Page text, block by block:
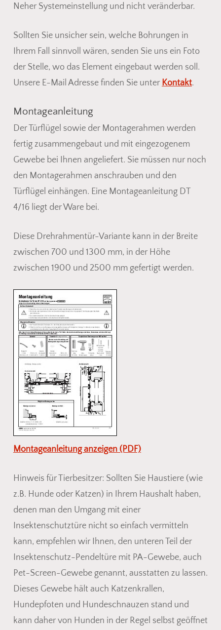
Neher Systemeinstellung und nicht veränderbar.
Sollten Sie unsicher sein, welche Bohrungen in
Ihrem Fall sinnvoll wären, senden Sie uns ein Foto
der Stelle, wo das Element eingebaut werden soll.
Unsere E-Mail Adresse finden Sie unter Kontakt.
Montageanleitung
Der Türflügel sowie der Montagerahmen werden
fertig zusammengebaut und mit eingezogenem
Gewebe bei Ihnen angeliefert. Sie müssen nur noch
den Montagerahmen anschrauben und den
Türflügel einhängen. Eine Montageanleitung DT
4/16 liegt der Ware bei.
Diese Drehrahmentür-Variante kann in der Breite
zwischen 700 und 1300 mm, in der Höhe
zwischen 1900 und 2500 mm gefertigt werden.
Montageanleitung anzeigen (PDF)
Hinweis für Tierbesitzer: Sollten Sie Haustiere (wie
z.B. Hunde oder Katzen) in Ihrem Haushalt haben,
denen man den Umgang mit einer
Insektenschutztüre nicht so einfach vermitteln
kann, empfehlen wir Ihnen, den unteren Teil der
Insektenschutz-Pendeltüre mit PA-Gewebe, auch
Pet-Screen-Gewebe genannt, ausstatten zu lassen.
Dieses Gewebe hält auch Katzenkrallen,
Hundepfoten und Hundeschnauzen stand und
kann daher von Hunden in der Regel selbst geöffnet